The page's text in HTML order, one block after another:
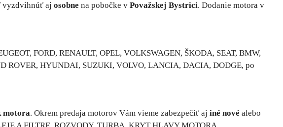
vyzdvihnúť aj osobne na pobočke v Považskej Bystrici. Dodanie motora v
FORD, RENAULT, OPEL, VOLKSWAGEN, ŠKODA, SEAT, BMW,
ROVER, HYUNDAI, SUZUKI, VOLVO, LANCIA, DACIA, DODGE, po
motora. Okrem predaja motorov Vám vieme zabezpečiť aj iné nové alebo